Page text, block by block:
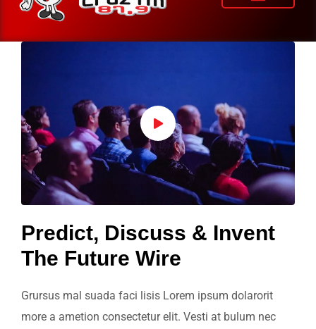
Predict, Discuss & Invent
The Future Wire
Grursus mal suada faci lisis Lorem ipsum dolarorit
more a ametion consectetur elit. Vesti at bulum nec